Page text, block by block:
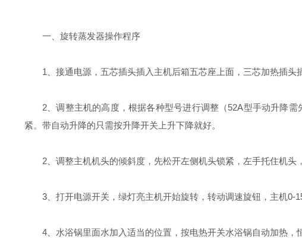
一、旋转蒸发器操作程序
1、接通电源，五芯插头插入主机后箱五芯座上面，三芯加热插头
2、调整主机的高度，根据各种型号进行调整（52A型手动升降
紧。带自动升降的只需按升降开关上升下降就好。
2、调整主机机头的倾斜度，先松开左侧机头锁紧，左手托住机头
3、打开电源开关，绿灯亮主机开始旋转，转动调速旋钮，主机0-
4、水浴锅里面水加入适当的位置，按电热开关水浴锅自动加热，